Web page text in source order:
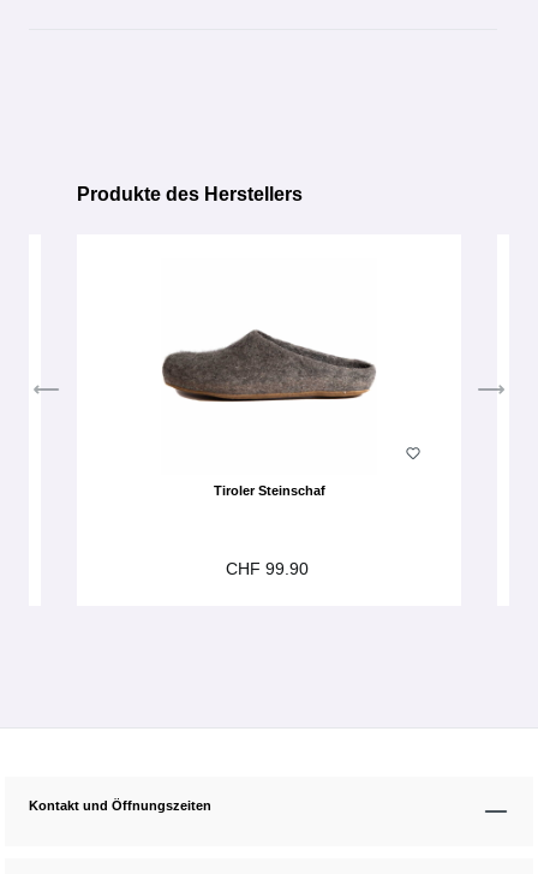
Produktgalerie überspringen
Produkte des Herstellers
Tiroler Steinschaf
CHF 99.90
Kontakt und Öffnungszeiten